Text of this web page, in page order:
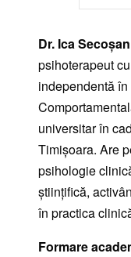
Dr. Ica Secoșan
psihoterapeut
independentă
universitar în
Timișoara. Are
psihologie
științifică,
în practica
Formare